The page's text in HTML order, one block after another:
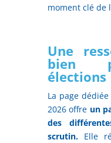
moment clé de
Une
bien
élections
La page
2026 offre un
des
scrutin.Elle